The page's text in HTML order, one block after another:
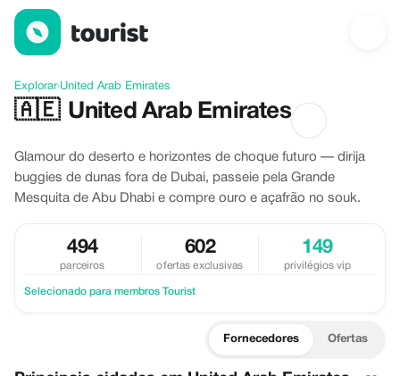
Descubra United Arab Emirates
Explorar›United Arab Emirates
🇦🇪 United Arab Emirates
Glamour do deserto e horizontes de choque futuro — dirija
buggies de dunas fora de Dubai, passeie pela Grande
Mesquita de Abu Dhabi e compre ouro e açafrão no souk.
494
parceiros
602
ofertas exclusivas
149
privilégios vip
Selecionado para membros Tourist
Fornecedores Ofertas